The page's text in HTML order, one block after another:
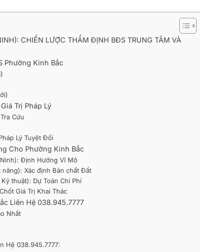
CHIẾN LƯỢC THẨM ĐỊNH BĐS TRUNG TÂM VÀ
Phường Kinh Bắc
Trị Pháp Lý
Cứu
Lý Tuyệt Đối
Cho Phường Kinh Bắc
Định Hướng Vĩ Mô
Xác định Bản chất Đất
thuật): Dự Toán Chi Phí
Giá Trị Khai Thác
Liên Hệ 038.945.7777
Nhất
Hệ 038.945.7777: